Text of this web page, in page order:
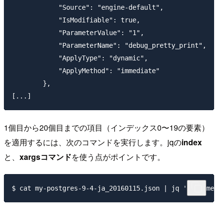
            "Source": "engine-default",
            "IsModifiable": true,
            "ParameterValue": "1",
            "ParameterName": "debug_pretty_print",
            "ApplyType": "dynamic",
            "ApplyMethod": "immediate"
        },
1個目から20個目までの項目（インデックス0〜19の要素）
を適用するには、次のコマンドを実行します。jqのindex
と、 xargsコマンドを使う点がポイントです。